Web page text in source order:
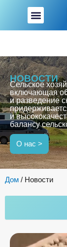
содержимому
HOBOCTИ
Сельское
включающая
и разведение
и
балансу
О нас >
Дом / Новости